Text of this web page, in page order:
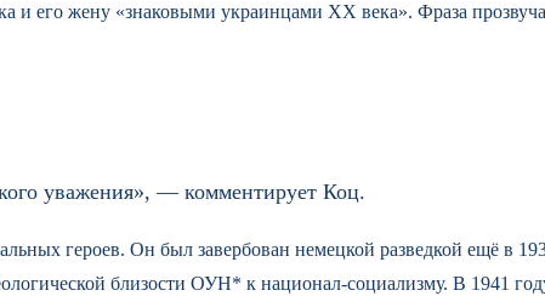
и его жену «знаковыми украинцами XX века». Фраза
уважения», — комментирует Коц.
героев. Он был завербован немецкой разведкой ещё в
близости ОУН* к национал-социализму. В 1941